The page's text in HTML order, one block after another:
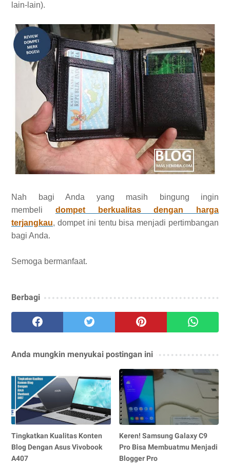
lain-lain).
Nah bagi Anda yang masih bingung ingin
membeli dompet berkualitas dengan harga
terjangkau, dompet ini tentu bisa menjadi pertimbangan
bagi Anda.
Semoga bermanfaat.
Berbagi
Anda mungkin menyukai postingan ini
Tingkatkan Kualitas Konten
Blog Dengan Asus Vivobook
A407
Keren! Samsung Galaxy C9
Pro Bisa Membuatmu Menjadi
Blogger Pro